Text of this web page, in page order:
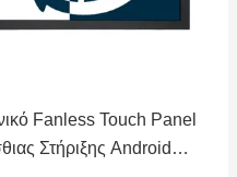
Fanless Touch Panel
Στήριξης Android